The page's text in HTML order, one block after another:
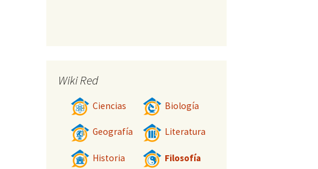
Wiki Red
Ciencias Biología
Geografía Literatura
Historia Filosofía